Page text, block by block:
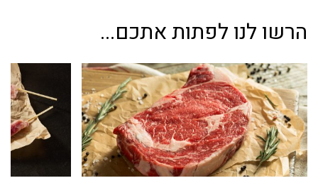
הרשו לנו לפתות אתכם...